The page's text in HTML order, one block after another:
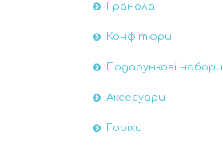
Гранола
Конфітюри
Подарункові набори
Аксесуари
Горіхи